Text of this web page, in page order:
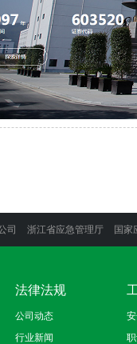
司 浙江省应急管理厅 国家
法律法规
公司动态
行业新闻